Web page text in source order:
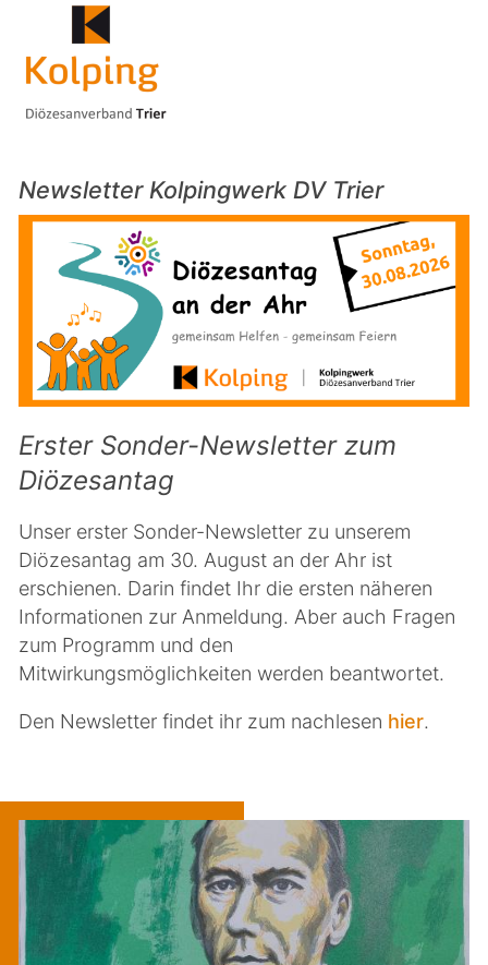
Newsletter Kolpingwerk DV Trier
Erster Sonder-Newsletter zum
Diözesantag
Unser erster Sonder-Newsletter zu unserem
Diözesantag am 30. August an der Ahr ist
erschienen. Darin findet Ihr die ersten näheren
Informationen zur Anmeldung. Aber auch Fragen
zum Programm und den
Mitwirkungsmöglichkeiten werden beantwortet.
Den Newsletter findet ihr zum nachlesen hier.